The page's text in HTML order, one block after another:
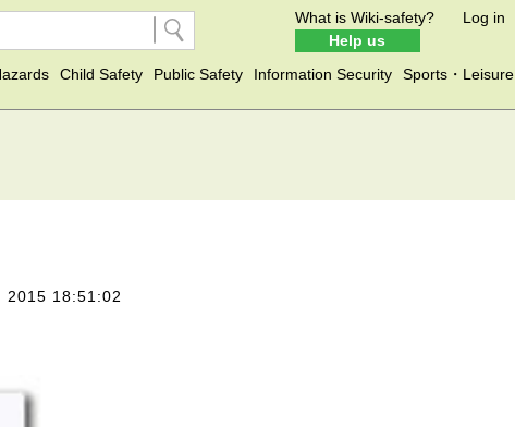
What is Wiki-safety?
Help us
Log in
Child Safety Public Safety Information Security Sports・Leisure
2015 18:51:02